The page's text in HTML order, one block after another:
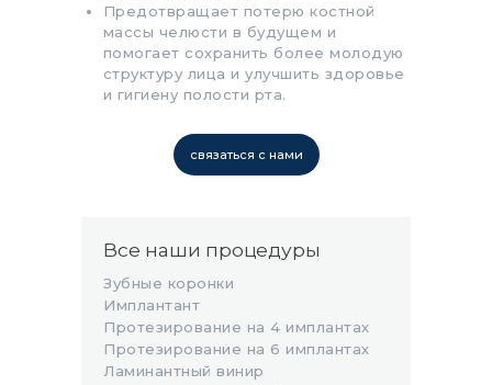
Предотвращает потерю костной
массы челюсти в будущем и
помогает сохранить более молодую
структуру лица и улучшить здоровье
и гигиену полости рта.
связаться с нами
Все наши процедуры
Зубные коронки
Имплантант
Протезирование на 4 имплантах
Протезирование на 6 имплантах
Ламинантный винир